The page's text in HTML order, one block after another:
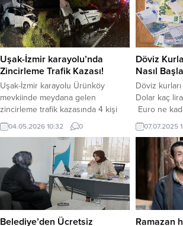
Haziran 2025 tarihleri arasında
Trafik Ekipleri; “Alkol Etkisinde Araç
Kullanımı” ile ilgili toplam: 102 bin
725 sürücüye işlem yapıldı ve
sürücü...
döviz
Bugün güne
görmeye
itibariyle
görüyor.
Uşak-İzmir karayolu’nda
Zincirleme Trafik Kazası!
Uşak-İzmir karayolu Ürünköy
mevkiinde meydana gelen
zincirleme trafik kazasında 4 kişi
yaşamını yitirirken, 34 kişi yaralandı.
Alınan bilgilere göre karşı şeride
geçen tırın 1’i yolcu otobüsü olmak
üzere 6 araca çarpması
neticesinde zincirleme kaza
meydana geldi. Çevredekilerin
ihbarı üzerine, olay yerine çok
sayıda sağlık, polis ve jandarma
ekipleri gönderildi. Sağlık...
04.05.2026 10:32 0
Döviz
Nasıl
Döviz kurları
Dolar kaç
Euro ne
Uluslararası
artmasıyla
döviz
hareketle
yükselişini
haftayı
yeni haftaya
görmeye
itibariyle...
07.07.2025
Belediye’den Ücretsiz
Ramazan